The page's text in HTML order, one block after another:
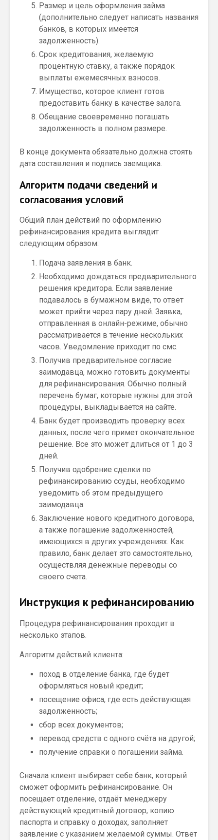
Размер и цель оформления займа
(дополнительно следует написать названия
банков, в которых имеется
задолженность).
Срок кредитования, желаемую
процентную ставку, а также порядок
выплаты ежемесячных взносов.
Имущество, которое клиент готов
предоставить банку в качестве залога.
Обещание своевременно погашать
задолженность в полном размере.
В конце документа обязательно должна стоять
дата составления и подпись заемщика.
Алгоритм подачи сведений и
согласования условий
Общий план действий по оформлению
рефинансирования кредита выглядит
следующим образом:
Подача заявления в банк.
Необходимо дождаться предварительного
решения кредитора. Если заявление
подавалось в бумажном виде, то ответ
может прийти через пару дней. Заявка,
отправленная в онлайн-режиме, обычно
рассматривается в течение нескольких
часов. Уведомление приходит по смс.
Получив предварительное согласие
заимодавца, можно готовить документы
для рефинансирования. Обычно полный
перечень бумаг, которые нужны для этой
процедуры, выкладывается на сайте.
Банк будет производить проверку всех
данных, после чего примет окончательное
решение. Все это может длиться от 1 до 3
дней.
Получив одобрение сделки по
рефинансированию ссуды, необходимо
уведомить об этом предыдущего
заимодавца.
Заключение нового кредитного договора,
а также погашение задолженностей,
имеющихся в других учреждениях. Как
правило, банк делает это самостоятельно,
осуществляя денежные переводы со
своего счета.
Инструкция к рефинансированию
Процедура рефинансирования проходит в
несколько этапов.
Алгоритм действий клиента:
поход в отделение банка, где будет
оформляться новый кредит;
посещение офиса, где есть действующая
задолженность;
сбор всех документов;
перевод средств с одного счёта на другой;
получение справки о погашении займа.
Сначала клиент выбирает себе банк, который
сможет оформить рефинансирование. Он
посещает отделение, отдаёт менеджеру
действующий кредитный договор, копию
паспорта и справку о доходах, заполняет
заявление с указанием желаемой суммы. Ответ